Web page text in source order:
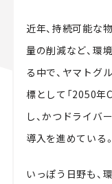
近年、持続可能な
量の削減など、環
る中で、ヤマトグ
標として「2050年
し、かつドライバ
導入を進めている。
いっぽう日野も、